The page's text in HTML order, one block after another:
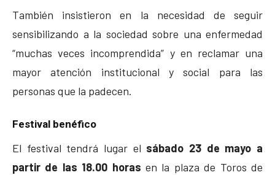
También insistieron en la necesidad de seguir
sensibilizando a la sociedad sobre una enfermedad
“muchas veces incomprendida” y en reclamar una
mayor atención institucional y social para las
personas que la padecen.
Festival benéfico
El festival tendrá lugar el sábado 23 de mayo a
partir de las 18.00 horas en la plaza de Toros de